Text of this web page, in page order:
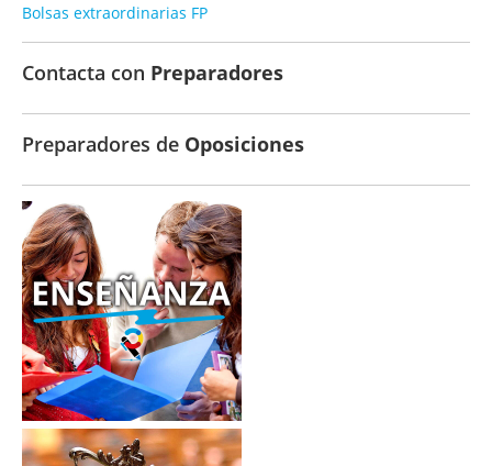
Bolsas extraordinarias FP
Contacta con Preparadores
Preparadores de Oposiciones